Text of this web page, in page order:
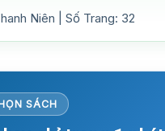
Niên | Số Trang: 32
SÁCH